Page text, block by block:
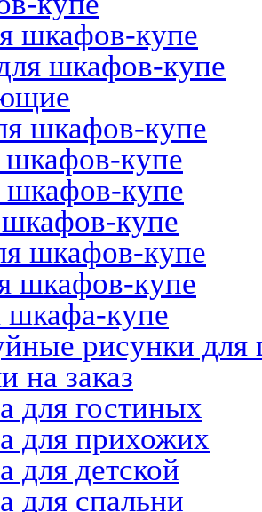
шкафов-купе
шкафов-купе
шкафов-купе
шкафов-купе
шкафов-купе
купе
шкафов-купе
шкафов-купе
шкафа-купе
рисунки
на заказ
для гостиных
для прихожих
для детской
для спальни